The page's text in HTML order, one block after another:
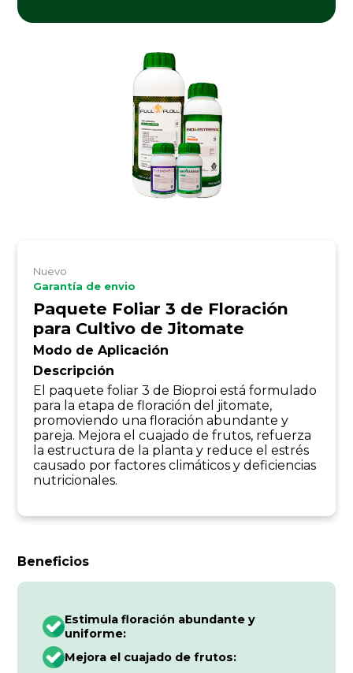
Nuevo
Garantía de envio
Paquete Foliar 3 de Floración
para Cultivo de Jitomate
Modo de Aplicación
Descripción
El paquete foliar 3 de Bioproi está formulado
para la etapa de floración del jitomate,
promoviendo una floración abundante y
pareja. Mejora el cuajado de frutos, refuerza
la estructura de la planta y reduce el estrés
causado por factores climáticos y deficiencias
nutricionales.
Beneficios
Estimula floración abundante y
uniforme:
Mejora el cuajado de frutos: